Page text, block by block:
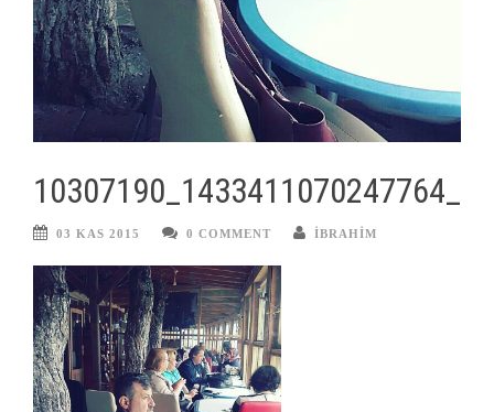
03 KAS 2015 0 COMMENT IBRAHIM